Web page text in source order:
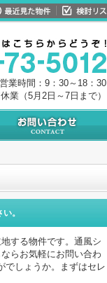
営業時間：9：30～18：30
業（5月2日～7日まで）
。
する物件です。通風シ
らお気軽にお問い合わ
でしょうか。まずはセレ